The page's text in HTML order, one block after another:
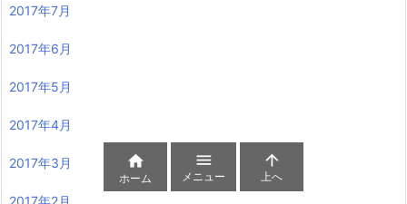
2017年7月
2017年6月
2017年5月
2017年4月
2017年3月
2017年2月

ホーム

メニュー

上へ